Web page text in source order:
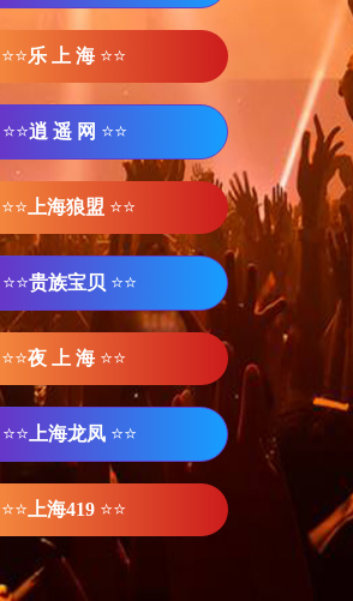
⭐⭐乐 上 海 ⭐⭐
⭐⭐逍 遥 网 ⭐⭐
⭐⭐ 上海狼盟 ⭐⭐
⭐⭐贵族宝贝 ⭐⭐
⭐⭐夜 上 海 ⭐⭐
⭐⭐ 上海龙凤 ⭐⭐
⭐⭐ 上海419 ⭐⭐